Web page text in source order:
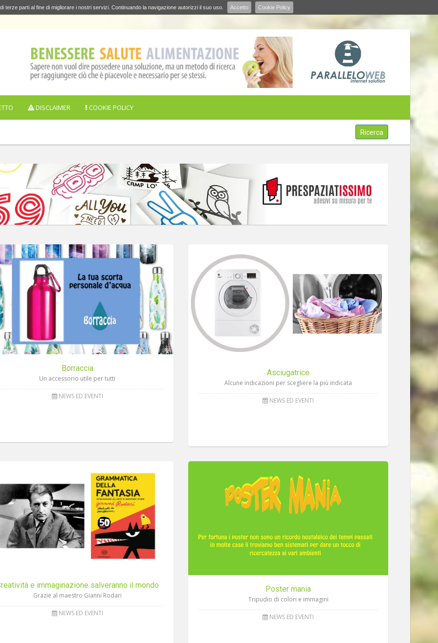
terze parti al fine di migliorare i nostri servizi. Continuando la navigazione autorizzi il suo uso. Accetto Cookie Policy
DISCLAIMER COOKIE POLICY
Ricerca
Borraccia
Un accessorio utile per tutti
NEWS ED EVENTI
Asciugatrice
Alcune indicazioni per scegliere la più indicata
NEWS ED EVENTI
e immaginazione salveranno il mondo
Grazie al maestro Gianni Rodari
NEWS ED EVENTI
Poster mania
Tripudio di colori e immagini
NEWS ED EVENTI